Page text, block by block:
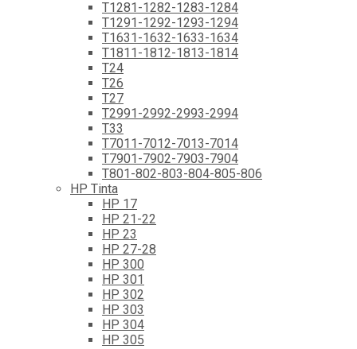
T1281-1282-1283-1284
T1291-1292-1293-1294
T1631-1632-1633-1634
T1811-1812-1813-1814
T24
T26
T27
T2991-2992-2993-2994
T33
T7011-7012-7013-7014
T7901-7902-7903-7904
T801-802-803-804-805-806
HP Tinta
HP 17
HP 21-22
HP 23
HP 27-28
HP 300
HP 301
HP 302
HP 303
HP 304
HP 305